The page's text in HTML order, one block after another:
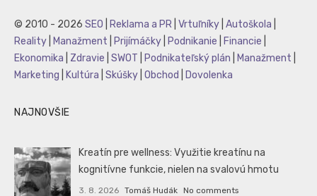
© 2010 - 2026 SEO Reklama a PR Vrtuľníky Autoškola
Reality
Manažment Prijímáčky Podnikanie Financie
Ekonomika
Zdravie SWOT Podnikateľský plán Manažment
Marketing
Kultúra Skúšky Obchod Dovolenka
NAJNOVŠIE
Kreatín pre wellness: Využitie kreatínu na
kognitívne funkcie, nielen na svalovú hmotu
3. 8. 2026 Tomáš Hudák No comments